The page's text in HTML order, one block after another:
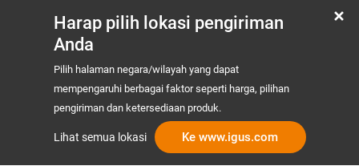
Harap pilih lokasi pengiriman
Anda
Pilih halaman negara/wilayah yang dapat
mempengaruhi berbagai faktor seperti harga, pilihan
pengiriman dan ketersediaan produk.
Lihat semua lokasi Ke www.igus.com